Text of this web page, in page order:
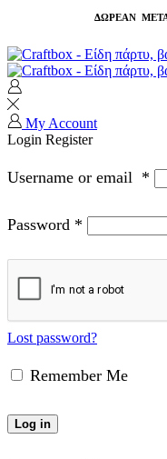
ΔΩΡΕΑΝ
My Account
Login Register
Username or email *
Password *
Lost password?
Remember Me
Log in